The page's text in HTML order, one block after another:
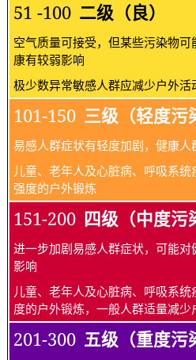
51 -100 二级（良）
空气质量可接受，但某些污染物
康有较弱影响
极少数异常敏感人群应减少户外活
101-150 三级（轻度污
易感人群症状有轻度加剧，健康人
儿童、老年人及心脏病、呼吸系
强度的户外锻炼
151-200 四级（中度污
进一步加剧易感人群症状，可能
影响
儿童、老年人及心脏病、呼吸系
度的户外锻炼，一般人群适量减少
201-300 五级（重度污